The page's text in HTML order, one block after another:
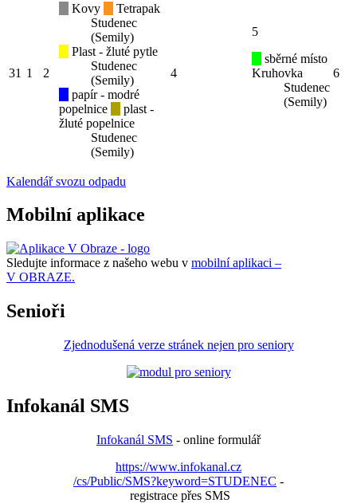
31 1 2
Kovy
Tetrapak
Studenec
(Semily)
Plast - žluté pytle
Studenec
(Semily)
papír - modré
popelnice
plast -
žluté popelnice
Studenec
(Semily)
4
5
sběrné místo
Kruhovka
Studenec
(Semily)
6
Kalendář svozu odpadu
Mobilní aplikace
Sledujte informace z našeho webu v mobilní aplikaci –
V OBRAZE.
Senioři
Zjednodušená verze stránek nejen pro seniory
Infokanál SMS
Infokanál SMS - online formulář
https://www.infokanal.cz
/cs/Public/SMS?keyword=STUDENEC -
registrace přes SMS